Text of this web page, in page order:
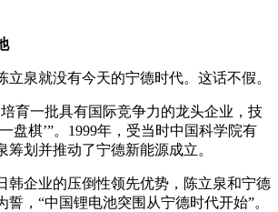
立泉就没有今天的宁德时代。这话不假。
育一批具有国际竞争力的龙头企业，技
盘棋’”。1999年，受当时中国科学院有
筹划并推动了宁德新能源成立。
韩企业的压倒性领先优势，陈立泉和宁德
誓，“中国锂电池突围从宁德时代开始”。